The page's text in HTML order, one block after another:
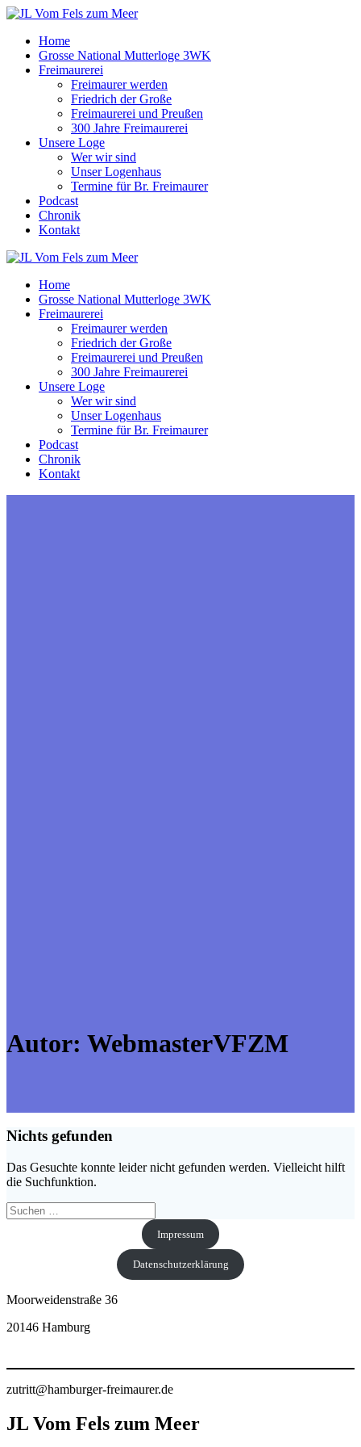
Zum
springenHome
Grosse National Mutterloge 3WK
Freimaurerei
Freimaurer werden
Friedrich der Große
Freimaurerei und Preußen
300 Jahre Freimaurerei
Unsere Loge
Wer wir sind
Unser Logenhaus
Termine für Br. Freimaurer
Podcast
Chronik
Kontakt
Home
Grosse National Mutterloge 3WK
Freimaurerei
Freimaurer werden
Friedrich der Große
Freimaurerei und Preußen
300 Jahre Freimaurerei
Unsere Loge
Wer wir sind
Unser Logenhaus
Termine für Br. Freimaurer
Podcast
Chronik
Kontakt
Autor: WebmasterVFZM
Nichts gefunden
Das Gesuchte konnte leider nicht gefunden werden. Vielleicht hilft
die Suchfunktion.
Suchen
nach:
Impressum
Datenschutzerklärung
Moorweidenstraße 36
20146 Hamburg
zutritt@hamburger-freimaurer.de
JL Vom Fels zum Meer